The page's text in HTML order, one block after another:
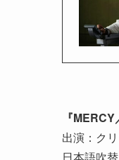
『
出演：ク
日本語吹